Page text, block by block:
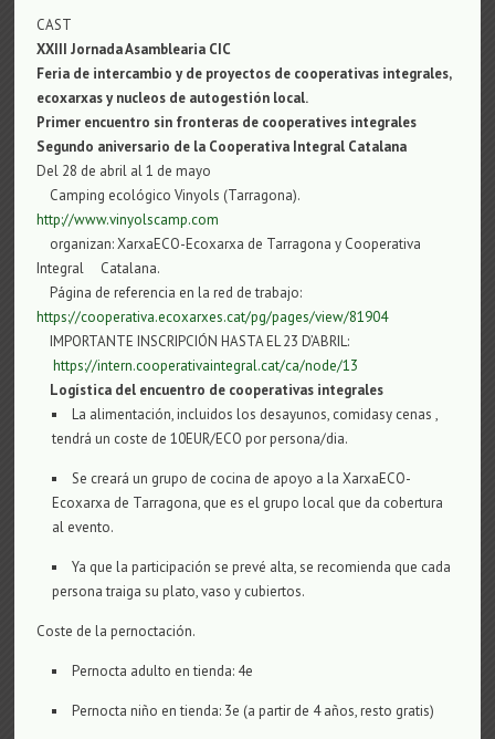
CAST
XXIII Jornada Asamblearia CIC
Feria de intercambio y de proyectos de cooperativas integrales,
ecoxarxas y nucleos de autogestión local.
Primer encuentro sin fronteras de cooperatives integrales
Segundo aniversario de la Cooperativa Integral Catalana
Del 28 de abril al 1 de mayo
Camping ecológico Vinyols (Tarragona).
http://www.vinyolscamp.com
organizan: XarxaECO-Ecoxarxa de Tarragona y Cooperativa
Integral Catalana.
Página de referencia en la red de trabajo:
https://cooperativa.ecoxarxes.cat/pg/pages/view/81904
IMPORTANTE INSCRIPCIÓN HASTA EL 23 D’ABRIL:
https://intern.cooperativaintegral.cat/ca/node/13
Logística del encuentro de cooperativas integrales
La alimentación, incluidos los desayunos, comidasy cenas ,
tendrá un coste de 10EUR/ECO por persona/dia.
Se creará un grupo de cocina de apoyo a la XarxaECO-
Ecoxarxa de Tarragona, que es el grupo local que da cobertura
al evento.
Ya que la participación se prevé alta, se recomienda que cada
persona traiga su plato, vaso y cubiertos.
Coste de la pernoctación.
Pernocta adulto en tienda: 4e
Pernocta niño en tienda: 3e (a partir de 4 años, resto gratis)